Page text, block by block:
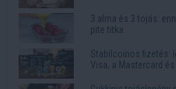
3 alma és 3 tojás:
pite titka
Stabilcoinos fizetés:
Visa, a Mastercard